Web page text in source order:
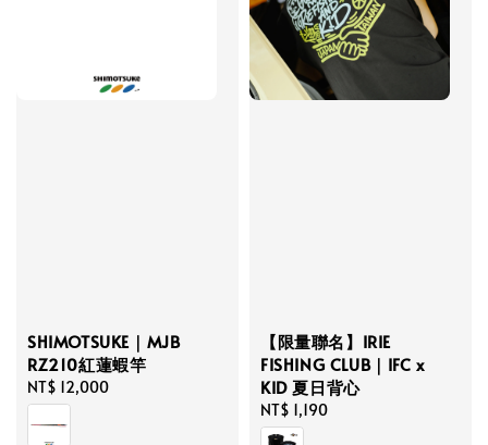
SHIMOTSUKE｜MJB
RZ210紅蓮蝦竿
Regular
price
NT$ 12,000
【限量聯名】IRIE
FISHING CLUB｜IFC x
KID 夏日背心
Regular
price
NT$ 1,190